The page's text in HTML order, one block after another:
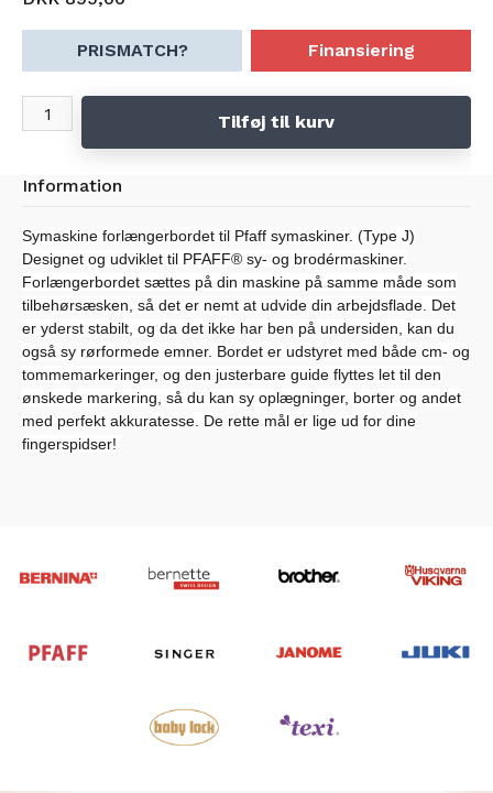
PRISMATCH? Finansiering
Tilføj til kurv
Information
Symaskine forlængerbordet til Pfaff symaskiner. (Type J)
Designet og udviklet til PFAFF® sy- og brodérmaskiner.
Forlængerbordet sættes på din maskine på samme måde som
tilbehørsæsken, så det er nemt at udvide din arbejdsflade. Det
er yderst stabilt, og da det ikke har ben på undersiden, kan du
også sy rørformede emner. Bordet er udstyret med både cm- og
tommemarkeringer, og den justerbare guide flyttes let til den
ønskede markering, så du kan sy oplægninger, borter og andet
med perfekt akkuratesse. De rette mål er lige ud for dine
fingerspidser!